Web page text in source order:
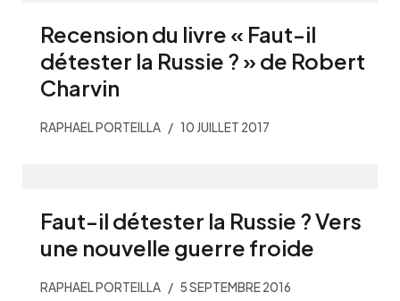
Recension du livre « Faut-il
détester la Russie ? » de Robert
Charvin
RAPHAEL PORTEILLA 10 JUILLET 2017
Faut-il détester la Russie ? Vers
une nouvelle guerre froide
RAPHAEL PORTEILLA 5 SEPTEMBRE 2016